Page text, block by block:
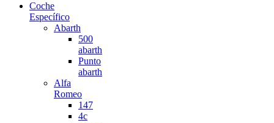
Coche
Específico
Abarth
500
abarth
Punto
abarth
Alfa
Romeo
147
4c